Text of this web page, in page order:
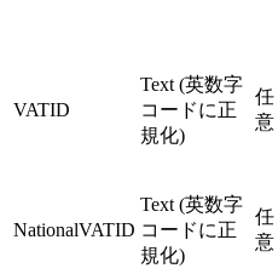
VATID
Text (英数字
コードに正
規化)
任
意
NationalVATID
Text (英数字
コードに正
規化)
任
意